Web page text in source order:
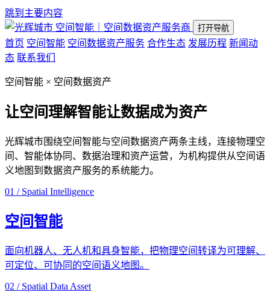
跳到主要内容
空间智能｜空间数据资产服务商
打开导航
首页 空间智能 空间数据资产服务 合作生态 发展历程 新闻动
态 联系我们
空间智能 × 空间数据资产
让空间理解智能让数据成为资产
光辉城市围绕空间智能与空间数据资产两条主线，连接物理空
间、智能体协同、数据治理和资产运营，为机构提供从空间语
义地图到数据资产服务的系统能力。
01 / Spatial Intelligence
空间智能
面向机器人、无人机和具身智能，把物理空间转译为可理解、
可定位、可协同的空间语义地图。
02 / Spatial Data Asset